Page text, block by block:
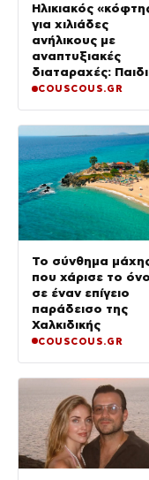
Ηλικιακός
για χιλιάδες
ανήλικους με
αναπτυξιακές
διαταραχές:
ενός κατώτερου
COUSCOUS.GR
Το σύνθημα
που χάρισε το
σε έναν επίγειο
παράδεισο της
Χαλκιδικής
COUSCOUS.GR